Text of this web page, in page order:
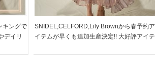
キングで
デイリ
た☆ ち
SNIDEL,CELFORD,Lily Brownから春予約ア
イテムが早くも追加生産決定!! 大好評アイテ
イルアップが叶うパンツまで。。。 大変人